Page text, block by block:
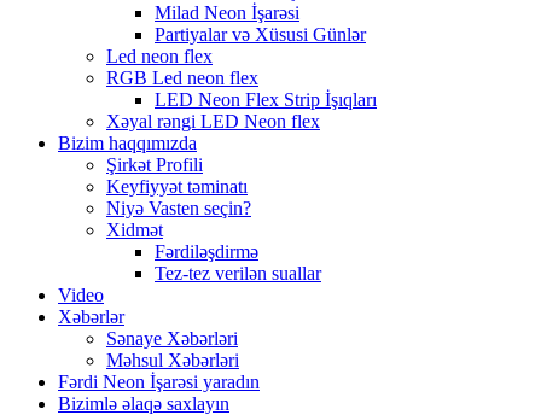
Milad Neon İşarəsi
Partiyalar və Xüsusi Günlər
Led neon flex
RGB Led neon flex
LED Neon Flex Strip İşıqları
Xəyal rəngi LED Neon flex
Bizim haqqımızda
Şirkət Profili
Keyfiyyət təminatı
Niyə Vasten seçin?
Xidmət
Fərdiləşdirmə
Tez-tez verilən suallar
Video
Xəbərlər
Sənaye Xəbərləri
Məhsul Xəbərləri
Fərdi Neon İşarəsi yaradın
Bizimlə əlaqə saxlayın